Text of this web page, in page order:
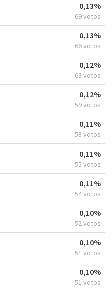
0,13%
69 votos
0,13%
66 votos
0,12%
63 votos
0,12%
59 votos
0,11%
58 votos
0,11%
55 votos
0,11%
54 votos
0,10%
52 votos
0,10%
51 votos
0,10%
51 votos